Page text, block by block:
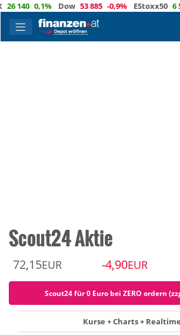
140 0,1% Dow 53 885 -0,9% EStoxx50 6 503
Scout24 Aktie
72,15EUR -4,90EUR
Scout24 für 0 Euro bei ZERO ordern
Kurse + Charts + Realtime